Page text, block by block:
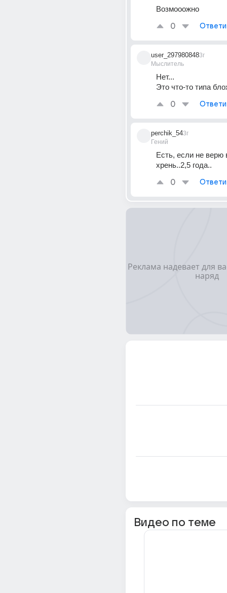
Возмооожно
0
user_297980848
Мыслитель
3г
Нет...
Это что-то типа
0
perchik_54
Гений
3г
Есть, если не верю
хрень..2,5 года..
0
Видео по теме